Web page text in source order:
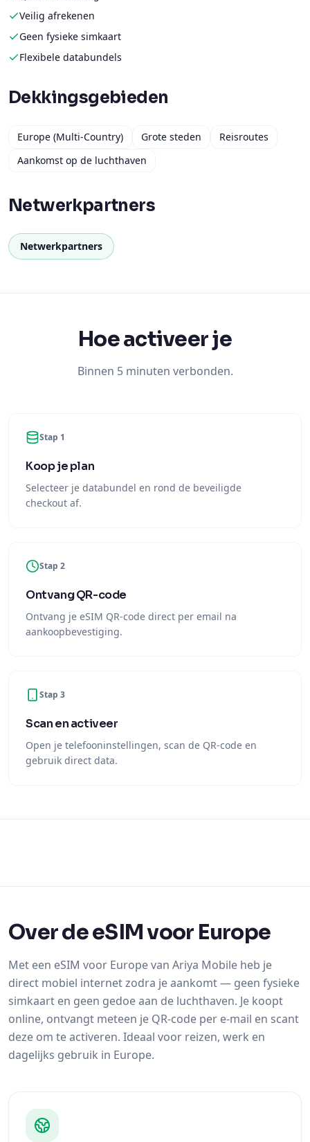
Veilig afrekenen
Geen fysieke simkaart
Flexibele databundels
Dekkingsgebieden
Europe (Multi-Country) Grote steden
Reisroutes
Aankomst op de luchthaven
Netwerkpartners
Netwerkpartners
Hoe activeer je
Binnen 5 minuten verbonden.
Stap 1
Koop je plan
Selecteer je databundel en rond de beveiligde
checkout af.
Stap 2
Ontvang QR-code
Ontvang je eSIM QR-code direct per email na
aankoopbevestiging.
Stap 3
Scan en activeer
Open je telefooninstellingen, scan de QR-code en
gebruik direct data.
Over de eSIM voor Europe
Met een eSIM voor Europe van Ariya Mobile heb je
direct mobiel internet zodra je aankomt — geen fysieke
simkaart en geen gedoe aan de luchthaven. Je koopt
online, ontvangt meteen je QR-code per e-mail en scant
deze om te activeren. Ideaal voor reizen, werk en
dagelijks gebruik in Europe.